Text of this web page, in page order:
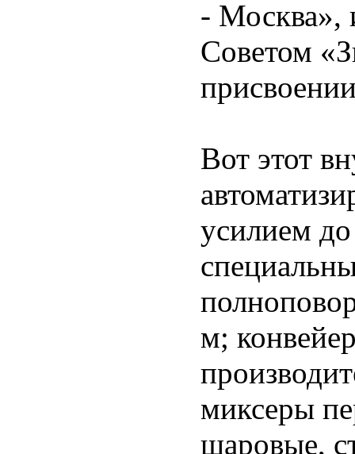
- Москва»,
Советом
Вот этот
усилием
м;
миксеры
шаровые,